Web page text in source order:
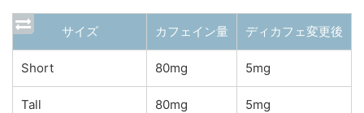
サイズ カフェイン量 ディカフェ変更後
Short 80mg 5mg
Tall 80mg 5mg